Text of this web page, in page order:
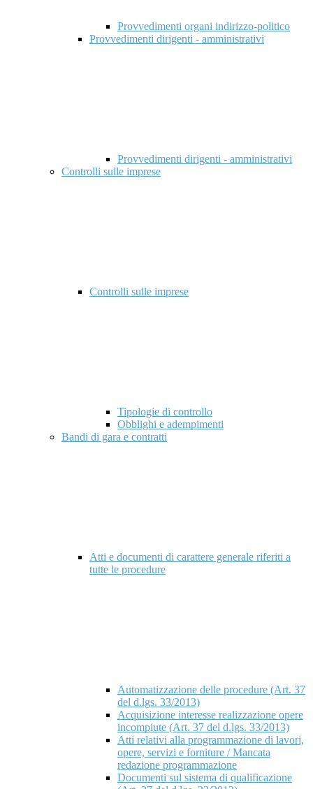
Provvedimenti organi indirizzo-politico
Provvedimenti dirigenti - amministrativi
Provvedimenti dirigenti - amministrativi
Controlli sulle imprese
Controlli sulle imprese
Tipologie di controllo
Obblighi e adempimenti
Bandi di gara e contratti
Atti e documenti di carattere generale riferiti a
tutte le procedure
Automatizzazione delle procedure (Art. 37
del d.lgs. 33/2013)
Acquisizione interesse realizzazione opere
incompiute (Art. 37 del d.lgs. 33/2013)
Atti relativi alla programmazione di lavori,
opere, servizi e forniture / Mancata
redazione programmazione
Documenti sul sistema di qualificazione